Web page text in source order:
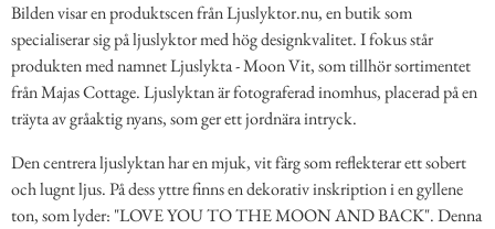
Bilden visar en produktscen från Ljuslyktor.nu, en butik som
specialiserar sig på ljuslyktor med hög designkvalitet. I fokus står
produkten med namnet Ljuslykta - Moon Vit, som tillhör sortimentet
från Majas Cottage. Ljuslyktan är fotograferad inomhus, placerad på en
träyta av gråaktig nyans, som ger ett jordnära intryck.
Den centrera ljuslyktan har en mjuk, vit färg som reflekterar ett sobert
och lugnt ljus. På dess yttre finns en dekorativ inskription i en gyllene
ton, som lyder: "LOVE YOU TO THE MOON AND BACK". Denna